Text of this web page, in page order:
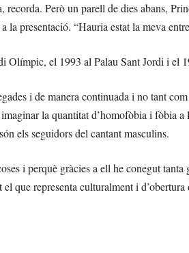
recorda. Però un parell de dies abans,
presentació. “Hauria estat la meva
Olímpic, el 1993 al Palau Sant Jordi i el
i de manera continuada i no tant
la quantitat d’homofòbia i fòbia
els seguidors del cantant masculins.
i perquè gràcies a ell he conegut
que representa culturalment i